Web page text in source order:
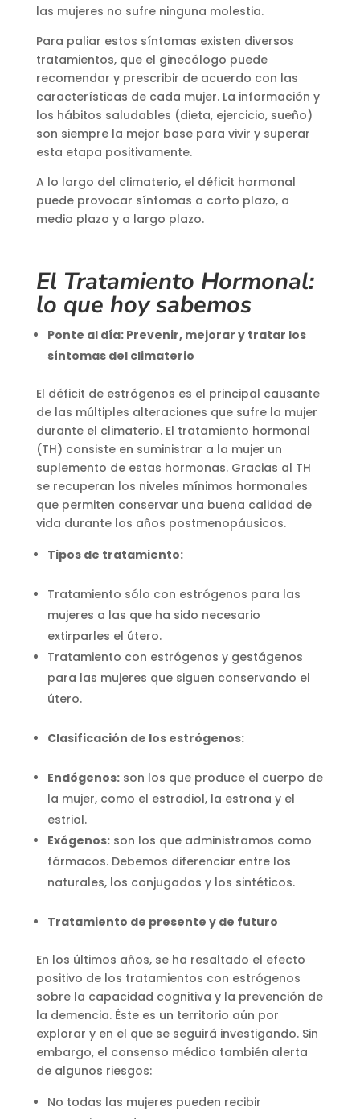
las mujeres no sufre ninguna molestia.
Para paliar estos síntomas existen diversos
tratamientos, que el ginecólogo puede
recomendar y prescribir de acuerdo con las
características de cada mujer. La información y
los hábitos saludables (dieta, ejercicio, sueño)
son siempre la mejor base para vivir y superar
esta etapa positivamente.
A lo largo del climaterio, el déficit hormonal
puede provocar síntomas a corto plazo, a
medio plazo y a largo plazo.
El Tratamiento Hormonal:
lo que hoy sabemos
Ponte al día: Prevenir, mejorar y tratar los
síntomas del climaterio
El déficit de estrógenos es el principal causante
de las múltiples alteraciones que sufre la mujer
durante el climaterio. El tratamiento hormonal
(TH) consiste en suministrar a la mujer un
suplemento de estas hormonas. Gracias al TH
se recuperan los niveles mínimos hormonales
que permiten conservar una buena calidad de
vida durante los años postmenopáusicos.
Tipos de tratamiento:
Tratamiento sólo con estrógenos para las
mujeres a las que ha sido necesario
extirparles el útero.
Tratamiento con estrógenos y gestágenos
para las mujeres que siguen conservando el
útero.
Clasificación de los estrógenos:
Endógenos:son los que produce el cuerpo de
la mujer, como el estradiol, la estrona y el
estriol.
Exógenos:son los que administramos como
fármacos. Debemos diferenciar entre los
naturales, los conjugados y los sintéticos.
Tratamiento de presente y de futuro
En los últimos años, se ha resaltado el efecto
positivo de los tratamientos con estrógenos
sobre la capacidad cognitiva y la prevención de
la demencia. Éste es un territorio aún por
explorar y en el que se seguirá investigando. Sin
embargo, el consenso médico también alerta
de algunos riesgos:
No todas las mujeres pueden recibir